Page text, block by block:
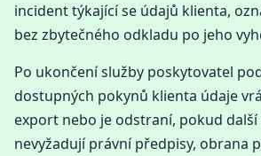
incident týkající se údajů klienta,
bez zbytečného odkladu po jeho
Po ukončení služby poskytovatel
dostupných pokynů klienta údaje
export nebo je odstraní, pokud
nevyžadují právní předpisy, obrana